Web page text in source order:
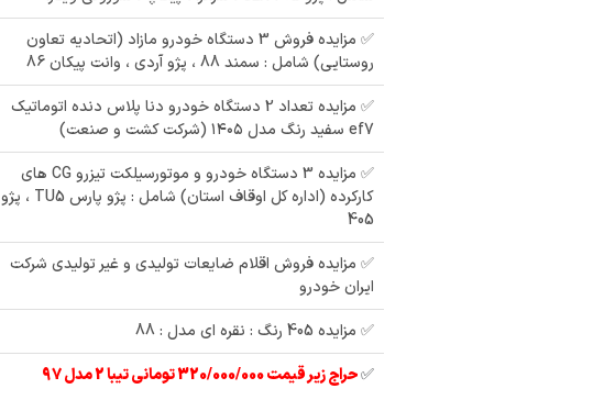
✅ مزایده فروش 3 دستگاه خودرو مازاد (اتحادیه تعاون
روستایی) شامل : سمند 88 ، پژو آردی ، وانت پیکان 86
✅ مزایده تعداد 2 دستگاه خودرو دنا پلاس دنده اتوماتیک
ef7 سفید رنگ مدل ۱۴۰۵ (شرکت کشت و صنعت)
✅ مزایده 3 دستگاه خودرو و موتورسیلکت تیزرو CG های
کارکرده (اداره کل اوقاف استان) شامل : پژو پارس TU5 ، پژو
405
✅ مزایده فروش اقلام ضایعات تولیدی و غیر تولیدی شرکت
ایران خودرو
✅ مزایده 405 رنگ : نقره ای مدل : 88
✅حراج زیر قیمت 320/000/000 تومانی تیبا 2 مدل 97
مدل : 95
مزایده 405 رنگ : نقره
ای مدل : 84
مزایده یک دستگاه روا
رنگ : خاکستری مدل :